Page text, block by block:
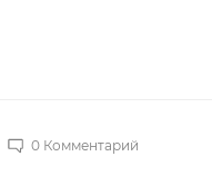
0 Комментарий